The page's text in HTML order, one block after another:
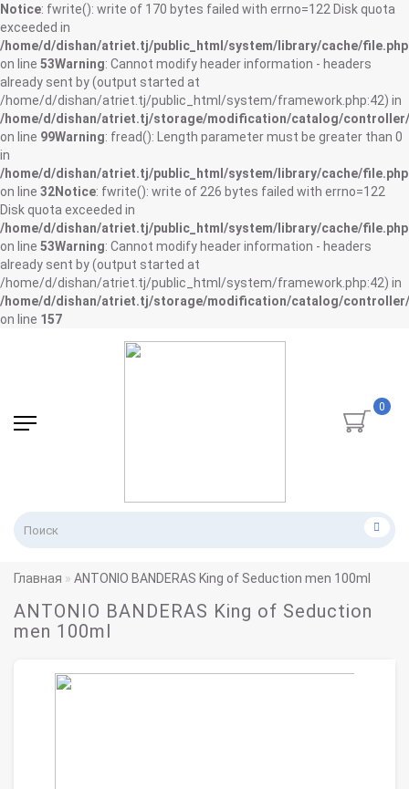
Notice: fwrite(): write of 170 bytes failed with errno=122 Disk quota
exceeded in
/home/d/dishan/atriet.tj/public_html/system/library/cache/file.php
on line 53Warning: Cannot modify header information - headers
already sent by (output started at
/home/d/dishan/atriet.tj/public_html/system/framework.php:42) in
/home/d/dishan/atriet.tj/storage/modification/catalog/
on line 99Warning: fread(): Length parameter must be greater than 0
in
/home/d/dishan/atriet.tj/public_html/system/library/cache/file.php
on line 32Notice: fwrite(): write of 226 bytes failed with errno=122
Disk quota exceeded in
/home/d/dishan/atriet.tj/public_html/system/library/cache/file.php
on line 53Warning: Cannot modify header information - headers
already sent by (output started at
/home/d/dishan/atriet.tj/public_html/system/framework.php:42) in
/home/d/dishan/atriet.tj/storage/modification/catalog/
on line 157
0
Главная ANTONIO BANDERAS King of Seduction men 100ml
ANTONIO BANDERAS King of Seduction
men 100ml